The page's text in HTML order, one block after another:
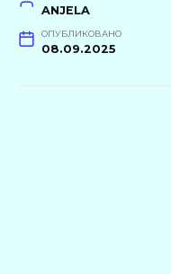
ANJELA
ОПУБЛИКОВАНО
08.09.2025